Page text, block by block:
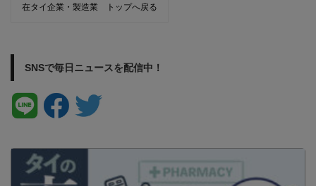
在タイ企業・製造業 トップへ戻る
SNSで毎日ニュースを配信中！